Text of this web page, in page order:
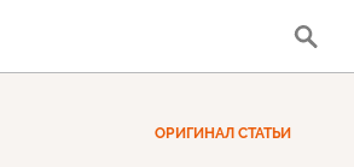
ОРИГИНАЛ СТАТЬИ